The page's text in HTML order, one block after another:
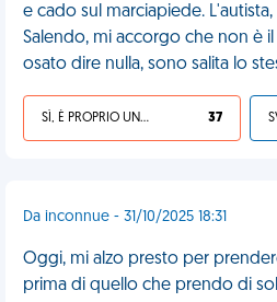
e cado sul marciapiede.
Salendo, mi accorgo che non è
osato dire nulla, sono salita lo
SÌ, È PROPRIO UNA VDM! 37
Da inconnue - 31/10/2025 18:31
Oggi, mi alzo presto per
prima di quello che prendo di